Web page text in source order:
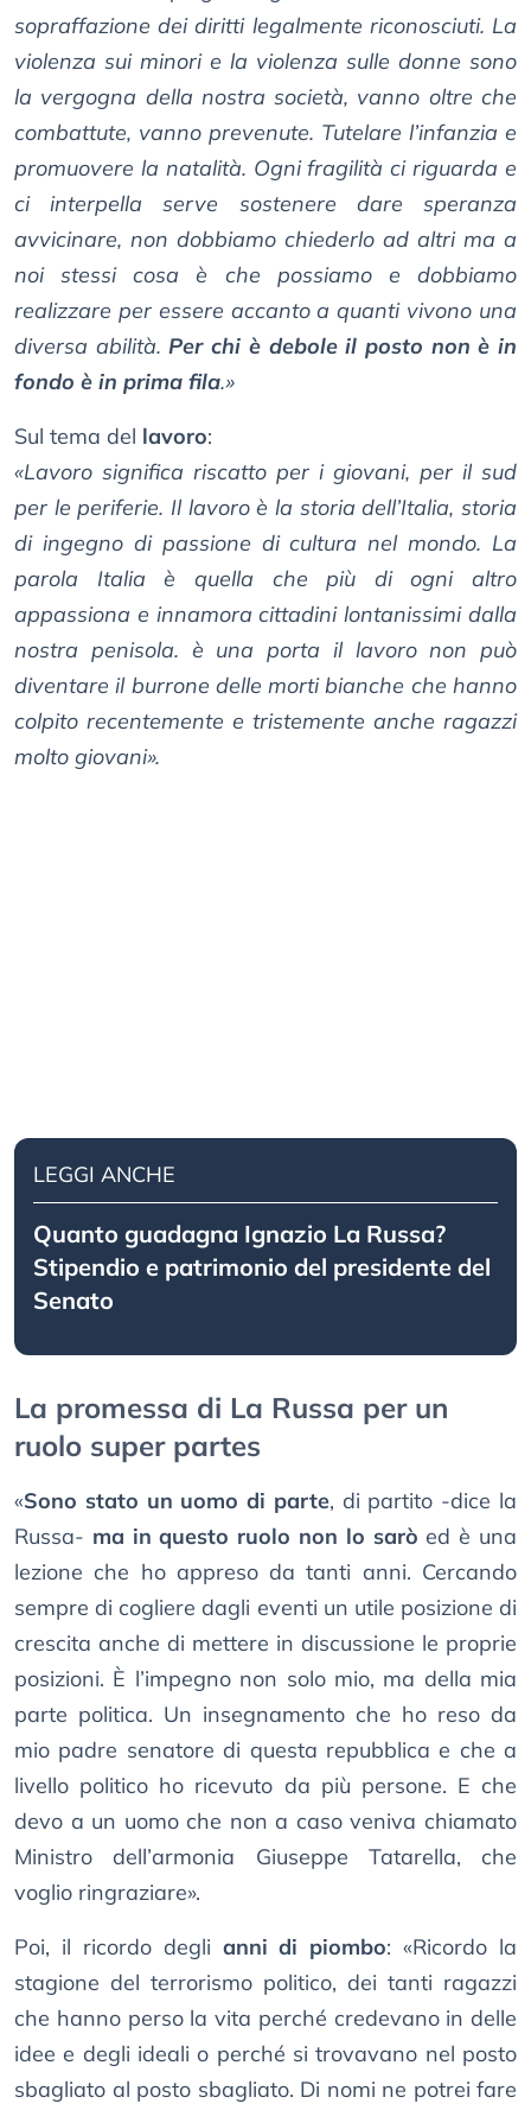
sopraffazione dei diritti legalmente riconosciuti. La
violenza sui minori e la violenza sulle donne sono
la vergogna della nostra società, vanno oltre che
combattute, vanno prevenute. Tutelare l’infanzia e
promuovere la natalità. Ogni fragilità ci riguarda e
ci interpella serve sostenere dare speranza
avvicinare, non dobbiamo chiederlo ad altri ma a
noi stessi cosa è che possiamo e dobbiamo
realizzare per essere accanto a quanti vivono una
diversa abilità.Per chi è debole il posto non è in
fondo è in prima fila.»
Sul tema del lavoro:
«Lavoro significa riscatto per i giovani, per il sud
per le periferie. Il lavoro è la storia dell’Italia, storia
di ingegno di passione di cultura nel mondo. La
parola Italia è quella che più di ogni altro
appassiona e innamora cittadini lontanissimi dalla
nostra penisola. è una porta il lavoro non può
diventare il burrone delle morti bianche che hanno
colpito recentemente e tristemente anche ragazzi
molto giovani».
LEGGI ANCHE
Quanto guadagna Ignazio La Russa?
Stipendio e patrimonio del presidente del
Senato
La promessa di La Russa per un
ruolo super partes
«Sono stato un uomo di parte, di partito -dice la
Russa- ma in questo ruolo non lo sarò ed è una
lezione che ho appreso da tanti anni. Cercando
sempre di cogliere dagli eventi un utile posizione di
crescita anche di mettere in discussione le proprie
posizioni. È l’impegno non solo mio, ma della mia
parte politica. Un insegnamento che ho reso da
mio padre senatore di questa repubblica e che a
livello politico ho ricevuto da più persone. E che
devo a un uomo che non a caso veniva chiamato
Ministro dell’armonia Giuseppe Tatarella, che
voglio ringraziare».
Poi, il ricordo degli anni di piombo: «Ricordo la
stagione del terrorismo politico, dei tanti ragazzi
che hanno perso la vita perché credevano in delle
idee e degli ideali o perché si trovavano nel posto
sbagliato al posto sbagliato. Di nomi ne potrei fare